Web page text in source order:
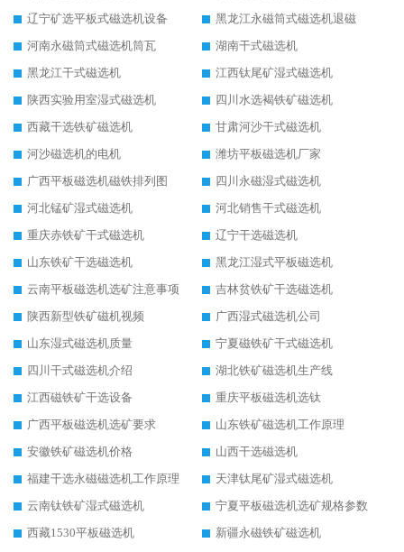
辽宁矿选平板式磁选机设备
黑龙江永磁筒式磁选机退磁
河南永磁筒式磁选机筒瓦
湖南干式磁选机
黑龙江干式磁选机
江西钛尾矿湿式磁选机
陕西实验用室湿式磁选机
四川水选褐铁矿磁选机
西藏干选铁矿磁选机
甘肃河沙干式磁选机
河沙磁选机的电机
潍坊平板磁选机厂家
广西平板磁选机磁铁排列图
四川永磁湿式磁选机
河北锰矿湿式磁选机
河北销售干式磁选机
重庆赤铁矿干式磁选机
辽宁干选磁选机
山东铁矿干选磁选机
黑龙江湿式平板磁选机
云南平板磁选机选矿注意事项
吉林贫铁矿干选磁选机
陕西新型铁矿磁机视频
广西湿式磁选机公司
山东湿式磁选机质量
宁夏磁铁矿干式磁选机
四川干式磁选机介绍
湖北铁矿磁选机生产线
江西磁铁矿干选设备
重庆平板磁选机选钛
广西平板磁选机选矿要求
山东铁矿磁选机工作原理
安徽铁矿磁选机价格
山西干选磁选机
福建干选永磁磁选机工作原理
天津钛尾矿湿式磁选机
云南钛铁矿湿式磁选机
宁夏平板磁选机选矿规格参数
西藏1530平板磁选机
新疆永磁铁矿磁选机